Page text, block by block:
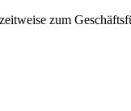
zum